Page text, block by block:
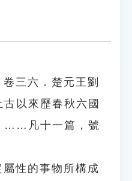
三六．楚元王劉
以來歷春秋六國
……凡十一篇，號
性的事物所構成